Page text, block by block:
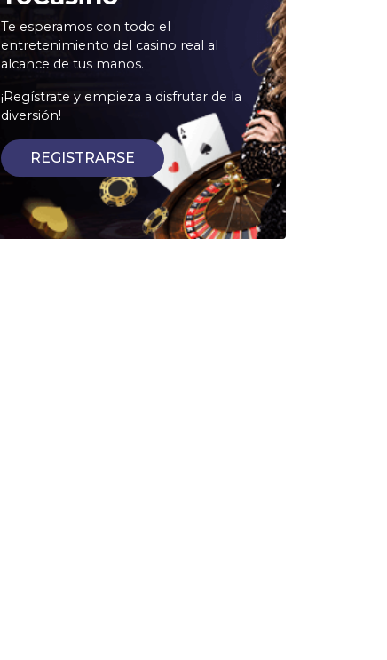
Te esperamos con todo el
entretenimiento del casino real al
alcance de tus manos.
¡Regístrate y empieza a disfrutar de la
diversión!
REGISTRARSE